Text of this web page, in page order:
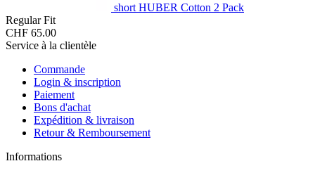
short HUBER Cotton 2 Pack
Regular Fit
CHF 65.00
Service à la clientèle
Commande
Login & inscription
Paiement
Bons d'achat
Expédition & livraison
Retour & Remboursement
Informations